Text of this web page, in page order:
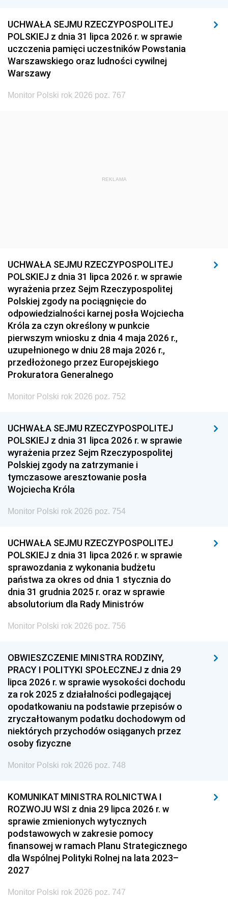
UCHWAŁA SEJMU RZECZYPOSPOLITEJ
POLSKIEJ z dnia 31 lipca 2026 r. w sprawie
uczczenia pamięci uczestników Powstania
Warszawskiego oraz ludności cywilnej
Warszawy
Monitor Polski rok 2026 poz. 767
REKLAMA
UCHWAŁA SEJMU RZECZYPOSPOLITEJ
POLSKIEJ z dnia 31 lipca 2026 r. w sprawie
wyrażenia przez Sejm Rzeczypospolitej
Polskiej zgody na pociągnięcie do
odpowiedzialności karnej posła Wojciecha
Króla za czyn określony w punkcie
pierwszym wniosku z dnia 4 maja 2026 r.,
uzupełnionego w dniu 28 maja 2026 r.,
przedłożonego przez Europejskiego
Prokuratora Generalnego
Monitor Polski rok 2026 poz. 752
UCHWAŁA SEJMU RZECZYPOSPOLITEJ
POLSKIEJ z dnia 31 lipca 2026 r. w sprawie
wyrażenia przez Sejm Rzeczypospolitej
Polskiej zgody na zatrzymanie i
tymczasowe aresztowanie posła
Wojciecha Króla
Monitor Polski rok 2026 poz. 754
UCHWAŁA SEJMU RZECZYPOSPOLITEJ
POLSKIEJ z dnia 31 lipca 2026 r. w sprawie
sprawozdania z wykonania budżetu
państwa za okres od dnia 1 stycznia do
dnia 31 grudnia 2025 r. oraz w sprawie
absolutorium dla Rady Ministrów
Monitor Polski rok 2026 poz. 756
OBWIESZCZENIE MINISTRA RODZINY,
PRACY I POLITYKI SPOŁECZNEJ z dnia 29
lipca 2026 r. w sprawie wysokości dochodu
za rok 2025 z działalności podlegającej
opodatkowaniu na podstawie przepisów o
zryczałtowanym podatku dochodowym od
niektórych przychodów osiąganych przez
osoby fizyczne
Monitor Polski rok 2026 poz. 748
KOMUNIKAT MINISTRA ROLNICTWA I
ROZWOJU WSI z dnia 29 lipca 2026 r. w
sprawie zmienionych wytycznych
podstawowych w zakresie pomocy
finansowej w ramach Planu Strategicznego
dla Wspólnej Polityki Rolnej na lata 2023–
2027
Monitor Polski rok 2026 poz. 747